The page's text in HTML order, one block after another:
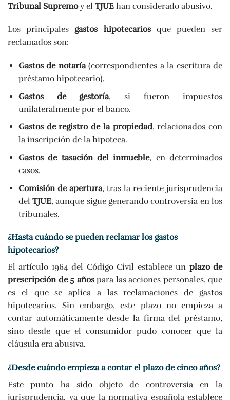
Tribunal Supremoy el TJUE han considerado abusivo.
Los principalesgastos hipotecariosque pueden ser
reclamados son:
Gastos de notaría(correspondientes a la escritura de
préstamo hipotecario).
Gastos de gestoría, si fueron impuestos
unilateralmente por el banco.
Gastos de registro de la propiedad, relacionados con
la inscripción de la hipoteca.
Gastos de tasación del inmueble, en determinados
casos.
Comisión de apertura, tras la reciente jurisprudencia
delTJUE, aunque sigue generando controversia en los
tribunales.
¿Hasta cuándo se pueden reclamar los gastos
hipotecarios?
El artículo 1964 del Código Civil establece un plazo de
prescripción de 5 añospara las acciones personales, que
es el que se aplica a las reclamaciones de gastos
hipotecarios. Sin embargo, este plazo no empieza a
contar automáticamente desde la firma del préstamo,
sino desde que el consumidor pudo conocer que la
cláusula era abusiva.
¿Desde cuándo empieza a contar el plazo de cinco años?
Este punto ha sido objeto de controversia en la
jurisprudencia, ya que la normativa española establece